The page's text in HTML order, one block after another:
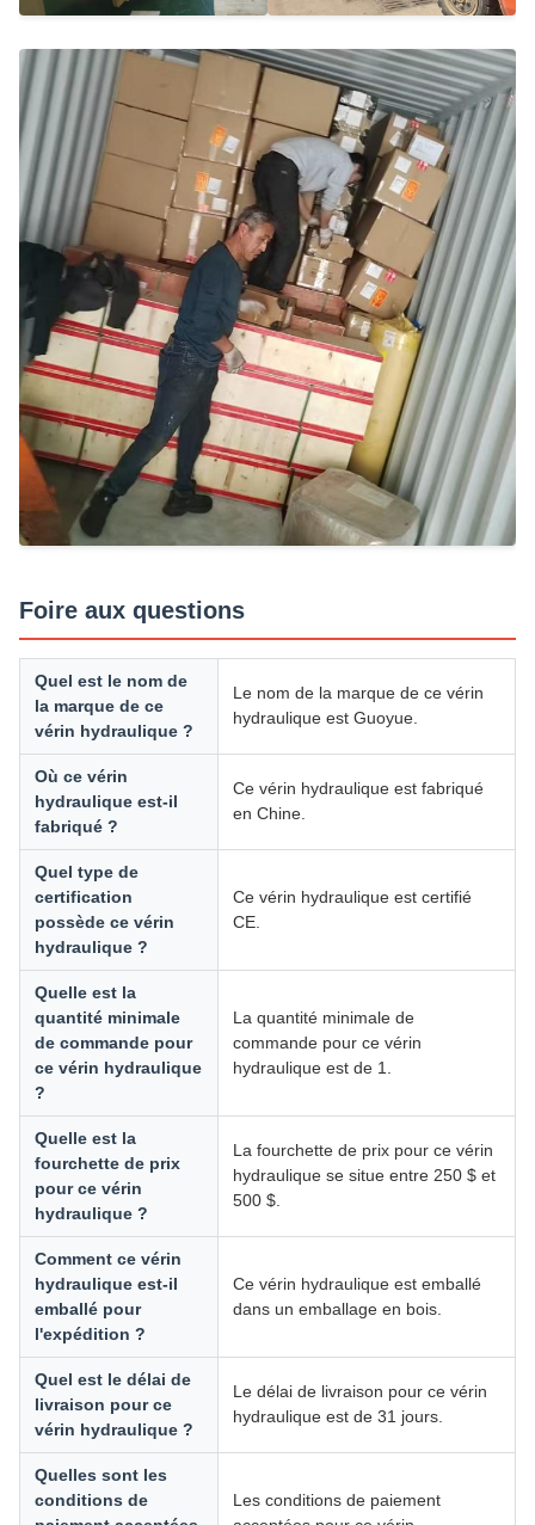
Foire aux questions
Quel est le nom de
la marque de ce
vérin hydraulique ?
Le nom de la marque de ce vérin
hydraulique est Guoyue.
Où ce vérin
hydraulique est-il
fabriqué ?
Ce vérin hydraulique est fabriqué
en Chine.
Quel type de
certification
possède ce vérin
hydraulique ?
Ce vérin hydraulique est certifié
CE.
Quelle est la
quantité minimale
de commande pour
ce vérin hydraulique
?
La quantité minimale de
commande pour ce vérin
hydraulique est de 1.
Quelle est la
fourchette de prix
pour ce vérin
hydraulique ?
La fourchette de prix pour ce vérin
hydraulique se situe entre 250 $ et
500 $.
Comment ce vérin
hydraulique est-il
emballé pour
l'expédition ?
Ce vérin hydraulique est emballé
dans un emballage en bois.
Quel est le délai de
livraison pour ce
vérin hydraulique ?
Le délai de livraison pour ce vérin
hydraulique est de 31 jours.
Quelles sont les
conditions de
Les conditions de paiement